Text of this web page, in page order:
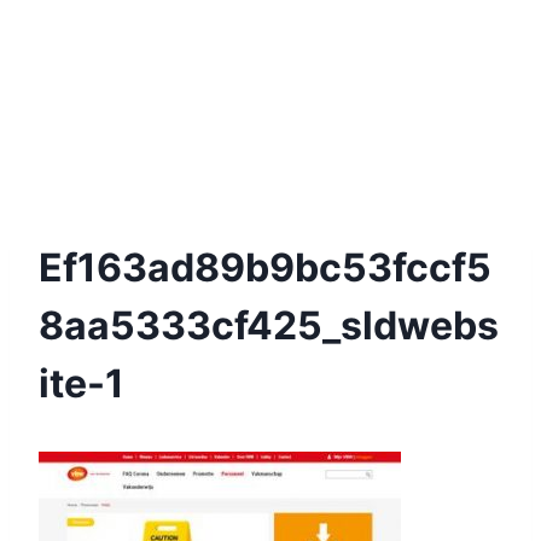
Ef163ad89b9bc53fccf5
8aa5333cf425_sldwebs
Ite-1